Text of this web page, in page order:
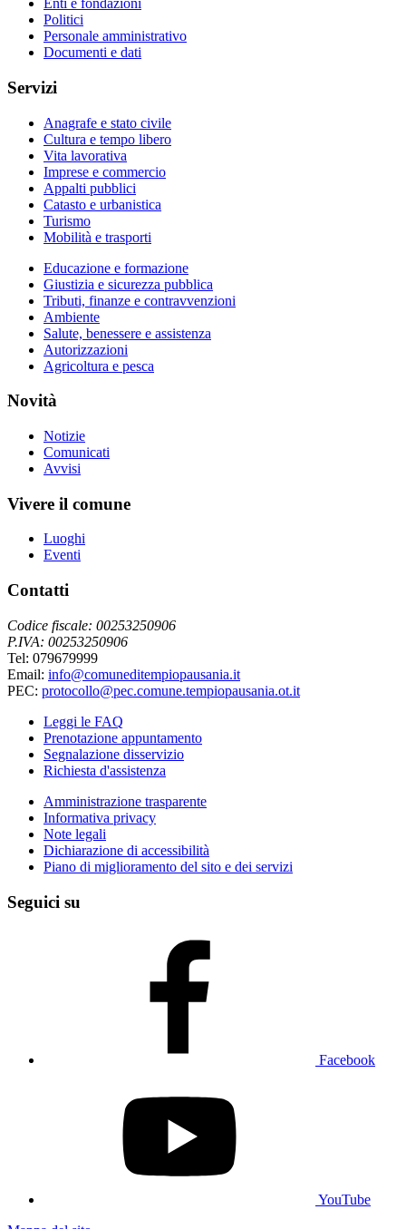
Enti e fondazioni
Politici
Personale amministrativo
Documenti e dati
Servizi
Anagrafe e stato civile
Cultura e tempo libero
Vita lavorativa
Imprese e commercio
Appalti pubblici
Catasto e urbanistica
Turismo
Mobilità e trasporti
Educazione e formazione
Giustizia e sicurezza pubblica
Tributi, finanze e contravvenzioni
Ambiente
Salute, benessere e assistenza
Autorizzazioni
Agricoltura e pesca
Novità
Notizie
Comunicati
Avvisi
Vivere il comune
Luoghi
Eventi
Contatti
Codice fiscale: 00253250906
P.IVA: 00253250906
Tel: 079679999
Email: info@comuneditempiopausania.it
PEC: protocollo@pec.comune.tempiopausania.ot.it
Leggi le FAQ
Prenotazione appuntamento
Segnalazione disservizio
Richiesta d'assistenza
Amministrazione trasparente
Informativa privacy
Note legali
Dichiarazione di accessibilità
Piano di miglioramento del sito e dei servizi
Seguici su
Facebook
YouTube